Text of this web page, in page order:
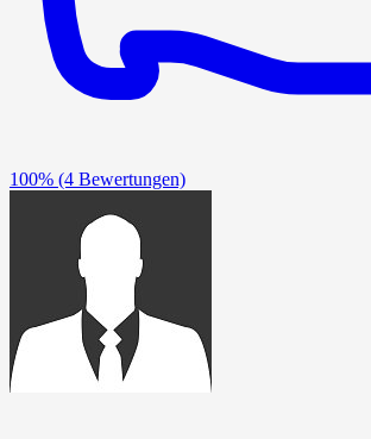
100% (4 Bewertungen)